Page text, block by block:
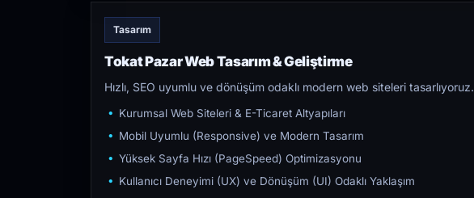
Tasarım
Tokat Pazar Web Tasarım & Geliştirme
Hızlı, SEO uyumlu ve dönüşüm odaklı modern web siteleri tasarlıyoruz.
Kurumsal Web Siteleri & E-Ticaret Altyapıları
Mobil Uyumlu (Responsive) ve Modern Tasarım
Yüksek Sayfa Hızı (PageSpeed) Optimizasyonu
Kullanıcı Deneyimi (UX) ve Dönüşüm (UI) Odaklı Yaklaşım